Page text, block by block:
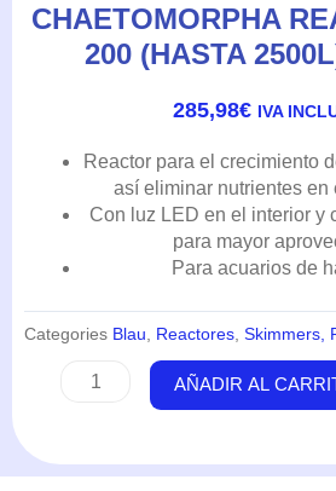
CHAETOMORPHA
200 (HASTA
285,98€ IVA
Reactor para el crecimiento
así eliminar nutrientes en
Con luz LED en el interior y
para mayor
Para acuarios de
Categories Blau Reactores Skimmers,
Chaetomorpha
(hasta
AÑADIR AL